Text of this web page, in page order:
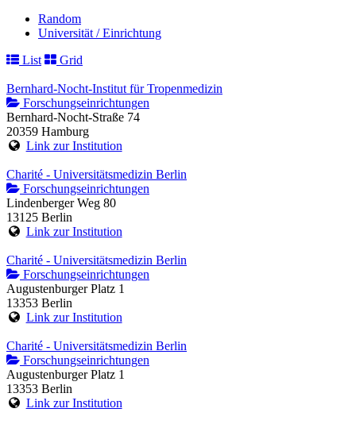
Random
Universität / Einrichtung
List
Grid
Bernhard-Nocht-Institut für Tropenmedizin
Forschungseinrichtungen
Bernhard-Nocht-Straße 74
20359 Hamburg
Link zur Institution
Charité - Universitätsmedizin Berlin
Forschungseinrichtungen
Lindenberger Weg 80
13125 Berlin
Link zur Institution
Charité - Universitätsmedizin Berlin
Forschungseinrichtungen
Augustenburger Platz 1
13353 Berlin
Link zur Institution
Charité - Universitätsmedizin Berlin
Forschungseinrichtungen
Augustenburger Platz 1
13353 Berlin
Link zur Institution